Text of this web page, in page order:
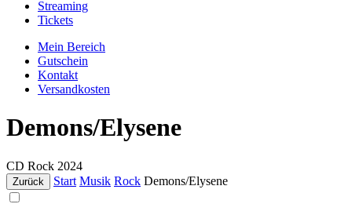
Streaming
Tickets
Mein Bereich
Gutschein
Kontakt
Versandkosten
Demons/Elysene
CD Rock 2024
Zurück Start Musik Rock Demons/Elysene